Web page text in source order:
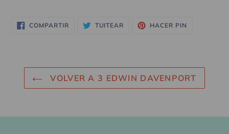
COMPARTIRCOMPARTIR
EN
TUITEAR TUITEARHACER PIN
VOLVER A 3 EDWIN DAVENPORT